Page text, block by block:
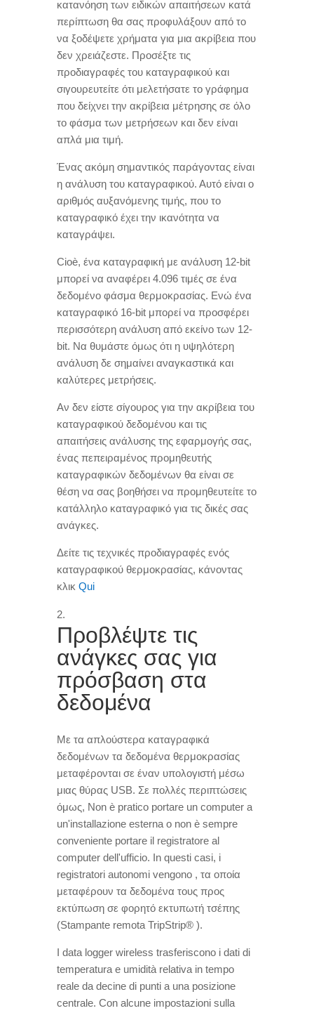
κατανόηση των ειδικών απαιτήσεων κατά
περίπτωση θα σας προφυλάξουν από το
να ξοδέψετε χρήματα για μια ακρίβεια που
δεν χρειάζεστε. Προσέξτε τις
προδιαγραφές του καταγραφικού και
σιγουρευτείτε ότι μελετήσατε το γράφημα
που δείχνει την ακρίβεια μέτρησης σε όλο
το φάσμα των μετρήσεων και δεν είναι
απλά μια τιμή.
Ένας ακόμη σημαντικός παράγοντας είναι
η ανάλυση του καταγραφικού. Αυτό είναι ο
αριθμός αυξανόμενης τιμής, που το
καταγραφικό έχει την ικανότητα να
καταγράψει.
Cioè, ένα καταγραφική με ανάλυση 12-bit
μπορεί να αναφέρει4.096 τιμές σε ένα
δεδομένο φάσμα θερμοκρασίας. Ενώ ένα
καταγραφικό 16-bit μπορεί να προσφέρει
περισσότερη ανάλυση από εκείνο των 12-
bit. Να θυμάστε όμως ότι η υψηλότερη
ανάλυση δε σημαίνει αναγκαστικά και
καλύτερες μετρήσεις.
Αν δεν είστε σίγουρος για την ακρίβεια του
καταγραφικού δεδομένου και τις
απαιτήσεις ανάλυσης της εφαρμογής σας,
ένας πεπειραμένος προμηθευτής
καταγραφικών δεδομένων θα είναι σε
θέση να σας βοηθήσει να προμηθευτείτε το
κατάλληλο καταγραφικό για τις δικές σας
ανάγκες.
Δείτε τις τεχνικές προδιαγραφές ενός
καταγραφικού θερμοκρασίας, κάνοντας
κλικ Qui
Προβλέψτε τις
ανάγκες σας για
πρόσβαση στα
δεδομένα
Με τα απλούστερα καταγραφικά
δεδομένων τα δεδομένα θερμοκρασίας
μεταφέρονται σε έναν υπολογιστή μέσω
μιας θύρας USB. Σε πολλές περιπτώσεις
όμως, Non è pratico portare un computer a
un'installazione esterna o non è sempre
conveniente portare il registratore al
computer dell'ufficio. In questi casi, i
registratori autonomi vengono , τα οποία
μεταφέρουν τα δεδομένα τους προς
εκτύπωση σε φορητό εκτυπωτή τσέπης
(Stampante remota TripStrip® ).
I data logger wireless trasferiscono i dati di
temperatura e umidità relativa in tempo
reale da decine di punti a una posizione
centrale. Con alcune impostazioni sulla